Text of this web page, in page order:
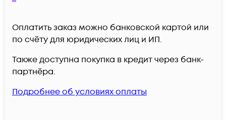
Оплатить заказ можно банковской картой или
по счёту для юридических лиц и ИП.
Также доступна покупка в кредит через банк-
партнёра.
Подробнее об условиях оплаты